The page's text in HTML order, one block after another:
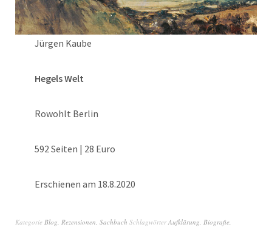
Jürgen Kaube
Hegels Welt
Rowohlt Berlin
592 Seiten | 28 Euro
Erschienen am 18.8.2020
Kategorie Blog Rezensionen Sachbuch SchlagwörterAufklärung Biografie